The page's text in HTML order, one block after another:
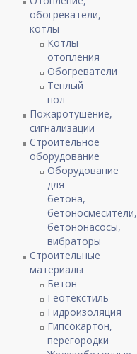
обогреватели,
котлы
Котлы
отопления
Обогреватели
Теплый
пол
Пожаротушение,
сигнализации
Строительное
оборудование
Оборудование
для
бетона,
бетоносмесители,
бетононасосы,
вибраторы
Строительные
материалы
Бетон
Геотекстиль
Гидроизоляция
Гипсокартон,
перегородки